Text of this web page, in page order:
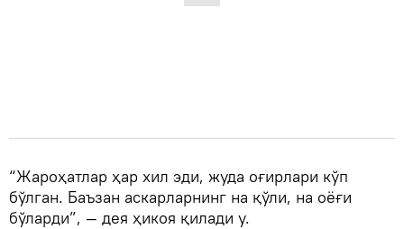
“Жароҳатлар ҳар хил эди, жуда оғирлари кўп
бўлган. Баъзан аскарларнинг на қўли, на оёғи
бўларди”, — дея ҳикоя қилади у.